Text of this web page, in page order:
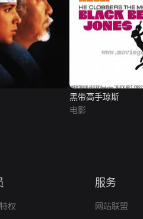
黑带高手琼斯
电影
权
服务
网站联盟